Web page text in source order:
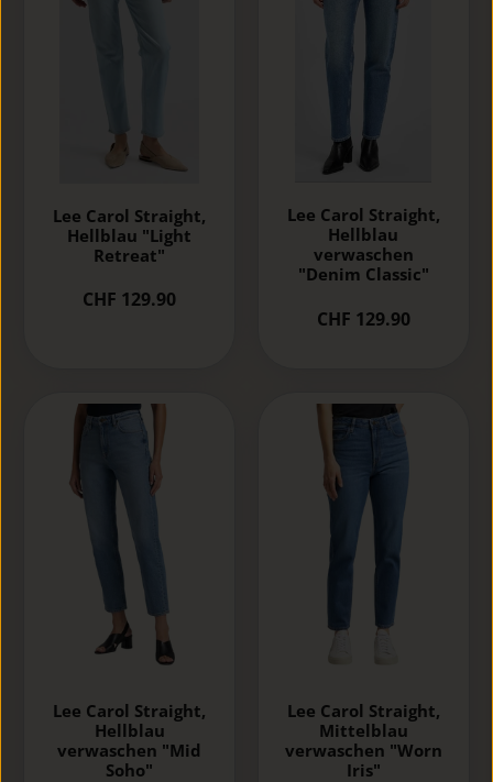
Lee Carol Straight,
Hellblau "Light
Retreat"
CHF 129.90
Lee Carol Straight,
Hellblau
verwaschen
"Denim Classic"
CHF 129.90
Lee Carol Straight,
Hellblau
verwaschen "Mid
Soho"
Lee Carol Straight,
Mittelblau
verwaschen "Worn
Iris"